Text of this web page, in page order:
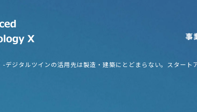
事
デジタルツインの活用先は製造・建築にとどまらない。スタート